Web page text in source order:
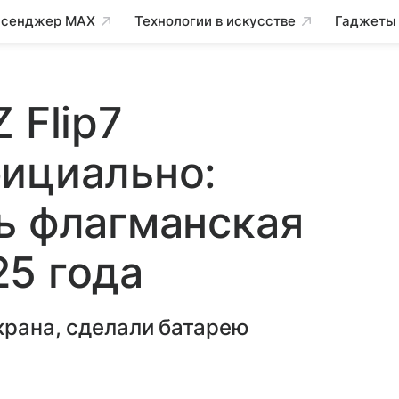
MAX Технологии в искусстве Гаджеты
Flip7
флагманская
года
сделали батарею